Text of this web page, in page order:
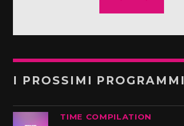
I PROSSIMI PROGRAMMI
TIME COMPILATION